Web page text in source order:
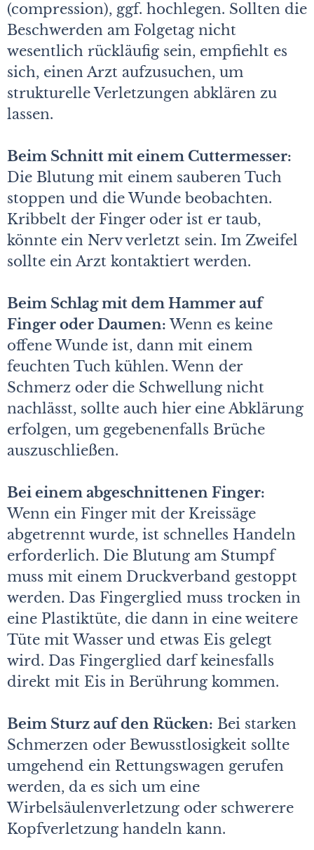
(compression), ggf. hochlegen. Sollten die
Beschwerden am Folgetag nicht
wesentlich rückläufig sein, empfiehlt es
sich, einen Arzt aufzusuchen, um
strukturelle Verletzungen abklären zu
lassen.
Beim Schnitt mit einem Cuttermesser:
Die Blutung mit einem sauberen Tuch
stoppen und die Wunde beobachten.
Kribbelt der Finger oder ist er taub,
könnte ein Nerv verletzt sein. Im Zweifel
sollte ein Arzt kontaktiert werden.
Beim Schlag mit dem Hammer auf
Finger oder Daumen: Wenn es keine
offene Wunde ist, dann mit einem
feuchten Tuch kühlen. Wenn der
Schmerz oder die Schwellung nicht
nachlässt, sollte auch hier eine Abklärung
erfolgen, um gegebenenfalls Brüche
auszuschließen.
Bei einem abgeschnittenen Finger:
Wenn ein Finger mit der Kreissäge
abgetrennt wurde, ist schnelles Handeln
erforderlich. Die Blutung am Stumpf
muss mit einem Druckverband gestoppt
werden. Das Fingerglied muss trocken in
eine Plastiktüte, die dann in eine weitere
Tüte mit Wasser und etwas Eis gelegt
wird. Das Fingerglied darf keinesfalls
direkt mit Eis in Berührung kommen.
Beim Sturz auf den Rücken: Bei starken
Schmerzen oder Bewusstlosigkeit sollte
umgehend ein Rettungswagen gerufen
werden, da es sich um eine
Wirbelsäulenverletzung oder schwerere
Kopfverletzung handeln kann.